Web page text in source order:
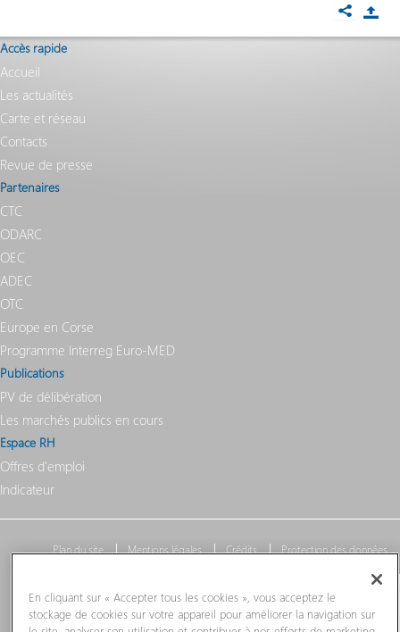
Accès rapide
Accueil
Les actualités
Carte et réseau
Contacts
Revue de presse
Partenaires
CTC
ODARC
OEC
ADEC
OTC
Europe en Corse
Programme Interreg Euro-MED
Publications
PV de délibération
Les marchés publics en cours
Espace RH
Offres d'emploi
Indicateur
Plan du site Mentions légales Crédits Protection des données
En cliquant sur « Accepter tous les cookies », vous acceptez le
stockage de cookies sur votre appareil pour améliorer la navigation sur